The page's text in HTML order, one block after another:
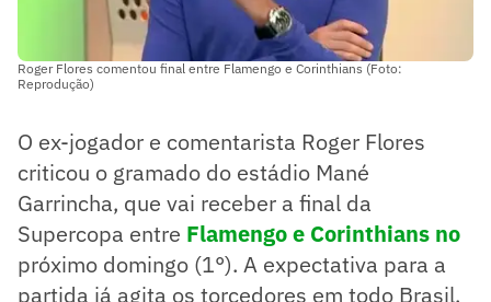
Roger Flores comentou final entre Flamengo e Corinthians (Foto:
Reprodução)
O ex-jogador e comentarista Roger Flores
criticou o gramado do estádio Mané
Garrincha, que vai receber a final da
Supercopa entre Flamengoe Corinthians no
próximo domingo (1°). A expectativa para a
partida já agita os torcedores em todo Brasil.